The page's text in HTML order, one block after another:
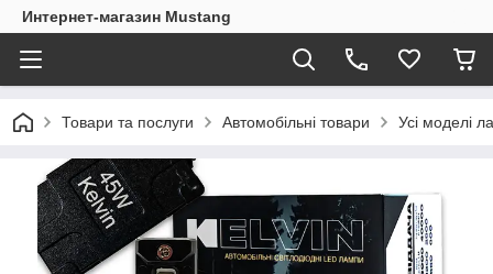
Интернет-магазин Mustang
Товари та послуги Автомобільні товари Усі моделі